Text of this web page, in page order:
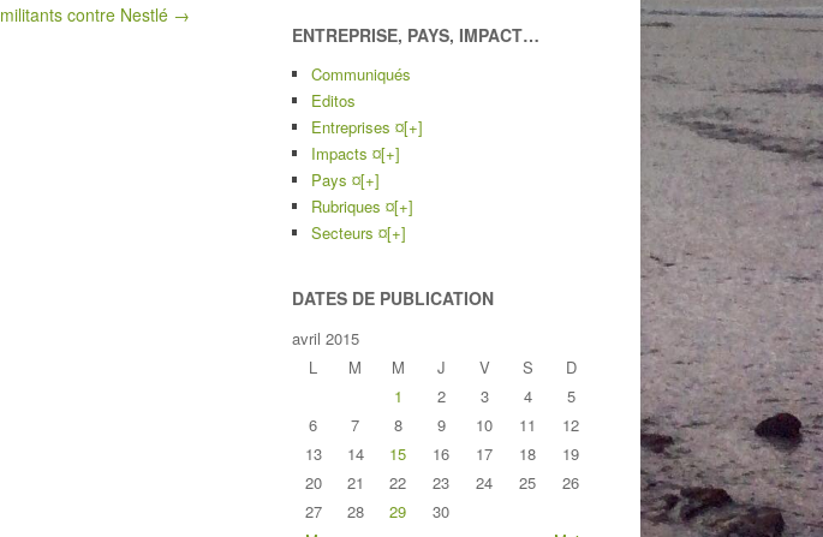
militants contre Nestlé →
ENTREPRISE, PAYS, IMPACT…
Communiqués
Editos
Entreprises ¤[+]
Impacts ¤[+]
Pays ¤[+]
Rubriques ¤[+]
Secteurs ¤[+]
DATES DE PUBLICATION
avril 2015
L
M M J V S
D
1
2 3 4
5
6
7 8 9 10 11
12
13
14 15 16 17 18
19
20
21 22 23 24 25
26
27
28 29
30